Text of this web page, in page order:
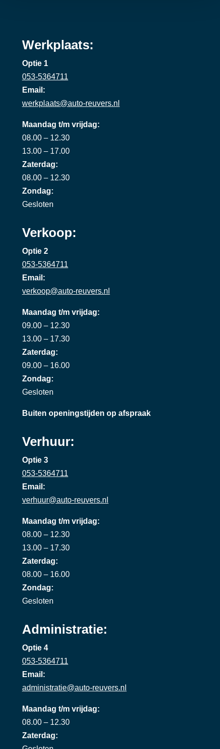
Werkplaats:
Optie 1
053-5364711
Email:
werkplaats@auto-reuvers.nl
Maandag t/m vrijdag:
08.00 – 12.30
13.00 – 17.00
Zaterdag:
08.00 – 12.30
Zondag:
Gesloten
Verkoop:
Optie 2
053-5364711
Email:
verkoop@auto-reuvers.nl
Maandag t/m vrijdag:
09.00 – 12.30
13.00 – 17.30
Zaterdag:
09.00 – 16.00
Zondag:
Gesloten
Buiten openingstijden op afspraak
Verhuur:
Optie 3
053-5364711
Email:
verhuur@auto-reuvers.nl
Maandag t/m vrijdag:
08.00 – 12.30
13.00 – 17.30
Zaterdag:
08.00 – 16.00
Zondag:
Gesloten
Administratie:
Optie 4
053-5364711
Email:
administratie@auto-reuvers.nl
Maandag t/m vrijdag:
08.00 – 12.30
Zaterdag: